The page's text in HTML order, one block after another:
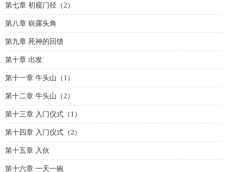
第七章 初窥门径（2）
第八章 崭露头角
第九章 死神的回馈
第十章 出发
第十一章 牛头山（1）
第十二章 牛头山（2）
第十三章 入门仪式（1）
第十四章 入门仪式（2）
第十五章 入伙
第十六章 一天一碗